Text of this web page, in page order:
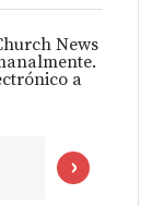
News
a